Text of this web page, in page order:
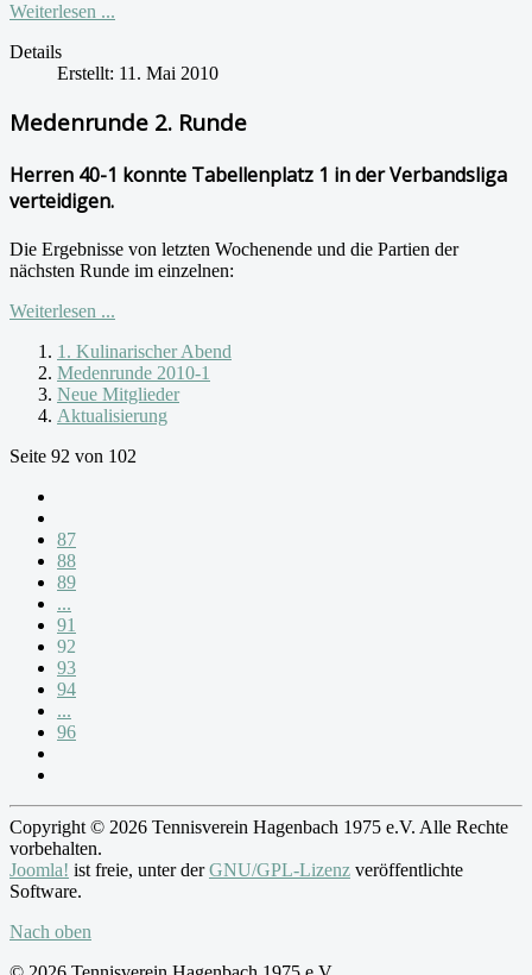
Weiterlesen ...
Details
Erstellt: 11. Mai 2010
Medenrunde 2. Runde
Herren 40-1 konnte Tabellenplatz 1 in der Verbandsliga
verteidigen.
Die Ergebnisse von letzten Wochenende und die Partien der
nächsten Runde im einzelnen:
Weiterlesen ...
1. Kulinarischer Abend
Medenrunde 2010-1
Neue Mitglieder
Aktualisierung
Seite 92 von 102
87
88
89
...
91
92
93
94
...
96
Copyright © 2026 Tennisverein Hagenbach 1975 e.V. Alle Rechte
vorbehalten.
Joomla! ist freie, unter derGNU/GPL-Lizenz veröffentlichte
Software.
Nach oben